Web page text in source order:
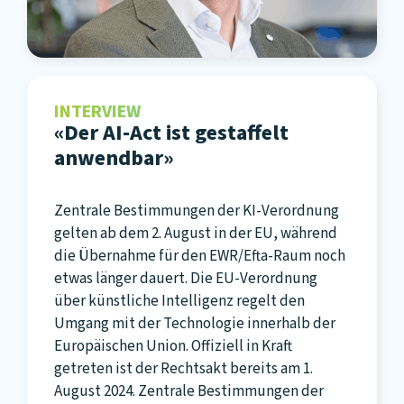
INTERVIEW
«Der AI-Act ist gestaffelt
anwendbar»
Zentrale Bestimmungen der KI-Verordnung
gelten ab dem 2. August in der EU, während
die Übernahme für den EWR/Efta-Raum noch
etwas länger dauert. Die EU-Verordnung
über künst­liche Intelligenz regelt den
Umgang mit der Technologie innerhalb der
Europäischen Union. Offiziell in Kraft
getreten ist der Rechtsakt bereits am 1.
August 2024. Zentrale Bestimmungen der